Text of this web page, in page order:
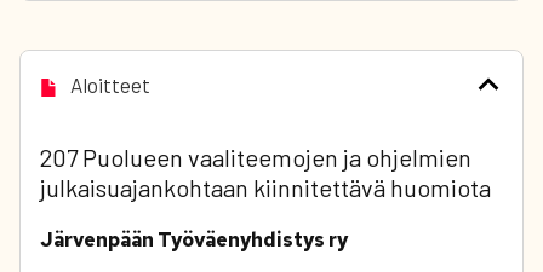
Aloitteet
207 Puolueen vaaliteemojen ja ohjelmien
julkaisuajankohtaan kiinnitettävä huomiota
Järvenpään Työväenyhdistys ry